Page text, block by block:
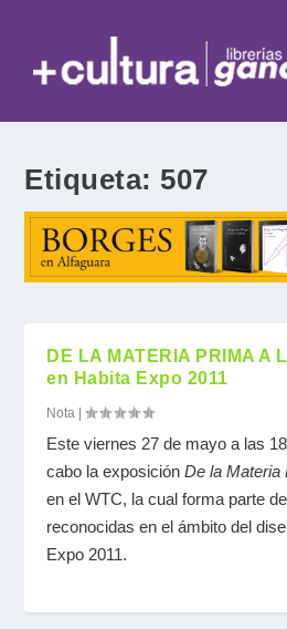
Etiqueta: 507
DE LA MATERIA PRIMA A
en Habita Expo 2011
Nota |
Este viernes 27 de mayo a las
cabo la exposiciónDe la Materia
en el WTC, la cual forma parte
reconocidas en el ámbito del
Expo 2011.